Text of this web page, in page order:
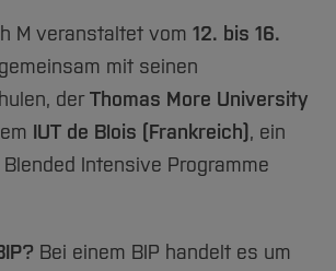
M veranstaltet vom 12. bis 16.
gemeinsam mit seinen
derThomas More University
IUT de Blois (Frankreich), ein
Intensive Programme
Bei einem BIP handelt es um